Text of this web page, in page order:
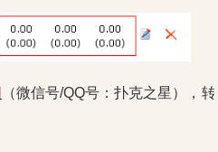
（微信号/QQ号：扑克之星），转